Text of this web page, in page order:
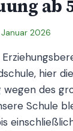
ab
Januar 2026
hier
wegen des
Schule